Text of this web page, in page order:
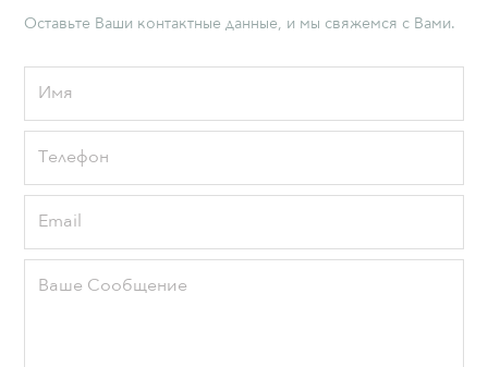
Оставьте Ваши контактные данные, и мы свяжемся с Вами.